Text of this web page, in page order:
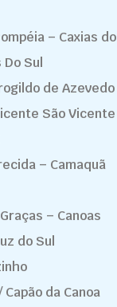
– Caxias do
Sul
de
São Vicente
– Camaquã
– Canoas
do Sul
da Canoa